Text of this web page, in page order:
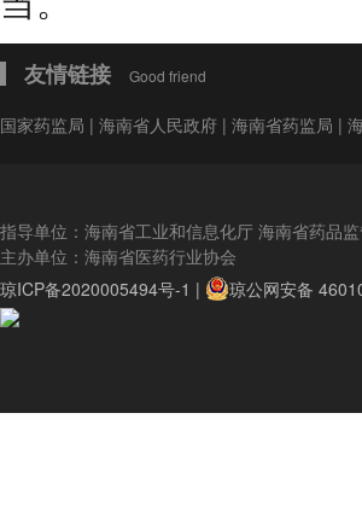
友情链接 Good friend
国家药监局 | 海南省人民政府 | 海南省药监局 |
指导单位：海南省工业和信息化厅 海南省药品
主办单位：海南省医药行业协会
琼ICP备2020005494号-1 |
琼公网安备